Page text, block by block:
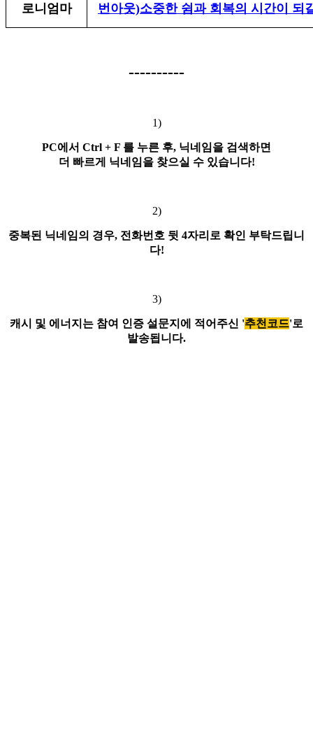
로니엄마 번아웃)소중한 쉼과 회복의 시간이 되
----------
1)
PC에서 Ctrl + F 를 누른 후, 닉네임을 검색하면
더 빠르게 닉네임을 찾으실 수 있습니다!
2)
중복된 닉네임의 경우, 전화번호 뒷 4자리로 확인 부탁드립니
다!
3)
캐시 및 에너지는 참여 인증 설문지에 적어주신 '추천코드'로
발송됩니다.